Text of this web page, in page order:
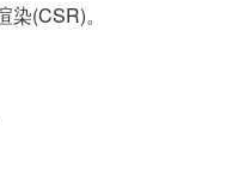
(CSR)。